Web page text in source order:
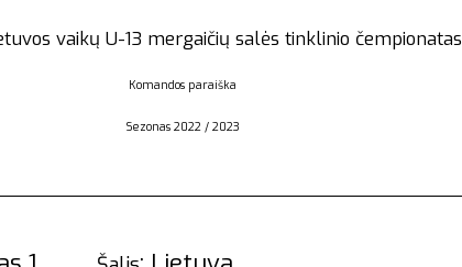
vaikų U-13 mergaičių salės tinklinio čempionatas
Komandos paraiška
Sezonas 2022 / 2023